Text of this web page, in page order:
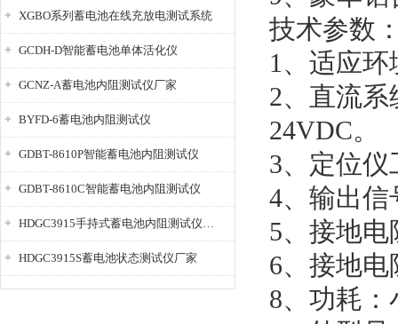
XGBO系列蓄电池在线充放电测试系统
GCDH-D智能蓄电池单体活化仪
GCNZ-A蓄电池内阻测试仪厂家
BYFD-6蓄电池内阻测试仪
GDBT-8610P智能蓄电池内阻测试仪
GDBT-8610C智能蓄电池内阻测试仪
HDGC3915手持式蓄电池内阻测试仪厂家
HDGC3915S蓄电池状态测试仪厂家
技术参数
1、适应
2、直流系
24VDC。
3、定位
4、输出
5、接地
6、接地
8、功耗